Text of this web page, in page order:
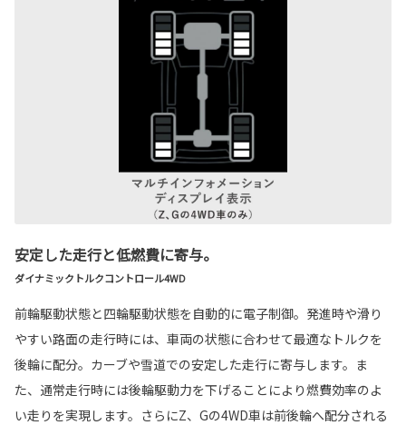
安定した走行と低燃費に寄与。
ダイナミックトルクコントロール4WD
前輪駆動状態と四輪駆動状態を自動的に電子制御。発進時や滑り
やすい路面の走行時には、車両の状態に合わせて最適なトルクを
後輪に配分。カーブや雪道での安定した走行に寄与します。ま
た、通常走行時には後輪駆動力を下げることにより燃費効率のよ
い走りを実現します。さらにZ、Gの4WD車は前後輪へ配分される